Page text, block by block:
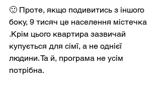
🙂 Проте, якщо подивитись з іншого
боку, 9 тисяч це населення містечка
.Крім цього квартира зазвичай
купується для сімї, а не однієї
людини. Та й, програма не усім
потрібна.